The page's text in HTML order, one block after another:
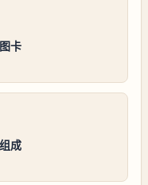
卡
成